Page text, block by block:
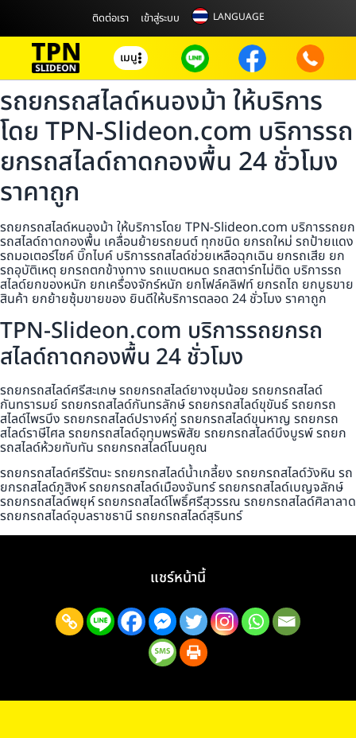
ติดต่อเรา เข้าสู่ระบบ LANGUAGE
เมนู
รถยกรถสไลด์หนองม้า ให้บริการ
โดย TPN-Slideon.com บริการรถ
ยกรถสไลด์ถาดกองพื้น 24 ชั่วโมง
ราคาถูก
รถยกรถสไลด์หนองม้า ให้บริการโดย TPN-Slideon.com บริการรถยก
รถสไลด์ถาดกองพื้น เคลื่อนย้ายรถยนต์ ทุกชนิด ยกรถใหม่ รถป้ายแดง
รถมอเตอร์ไซค์ บิ๊กไบค์ บริการรถสไลด์ช่วยเหลือฉุกเฉิน ยกรถเสีย ยก
รถอุบัติเหตุ ยกรถตกข้างทาง รถแบตหมด รถสตาร์ทไม่ติด บริการรถ
สไลด์ยกของหนัก ยกเครื่องจักร์หนัก ยกโฟล์คลิฟท์ ยกรถไถ ยกบูธขาย
สินค้า ยกย้ายซุ้มขายของ ยินดีให้บริการตลอด 24 ชั่วโมง ราคาถูก
TPN-Slideon.com บริการรถยกรถ
สไลด์ถาดกองพื้น 24 ชั่วโมง
รถยกรถสไลด์ศรีสะเกษ รถยกรถสไลด์ยางชุมน้อย รถยกรถสไลด์
กันทรารมย์ รถยกรถสไลด์กันทรลักษ์ รถยกรถสไลด์ขุขันธ์ รถยกรถ
สไลด์ไพรบึง รถยกรถสไลด์ปรางค์กู่ รถยกรถสไลด์ขุนหาญ รถยกรถ
สไลด์ราษีไศล รถยกรถสไลด์อุทุมพรพิสัย รถยกรถสไลด์บึงบูรพ์ รถยก
รถสไลด์ห้วยทับทัน รถยกรถสไลด์โนนคูณ
รถยกรถสไลด์ศรีรัตนะ รถยกรถสไลด์น้ำเกลี้ยง รถยกรถสไลด์วังหิน รถ
ยกรถสไลด์ภูสิงห์ รถยกรถสไลด์เมืองจันทร์ รถยกรถสไลด์เบญจลักษ์
รถยกรถสไลด์พยุห์ รถยกรถสไลด์โพธิ์ศรีสุวรรณ รถยกรถสไลด์ศิลาลาด
รถยกรถสไลด์อุบลราชธานี รถยกรถสไลด์สุรินทร์
แชร์หน้านี้